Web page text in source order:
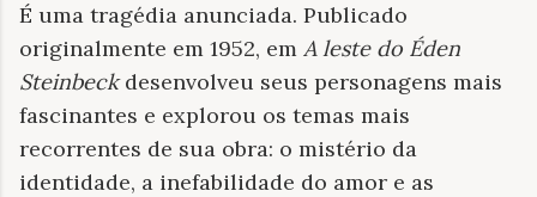
É uma tragédia anunciada. Publicado
originalmente em 1952, em A leste do Éden
Steinbeckdesenvolveu seus personagens mais
fascinantes e explorou os temas mais
recorrentes de sua obra: o mistério da
identidade, a inefabilidade do amor e as